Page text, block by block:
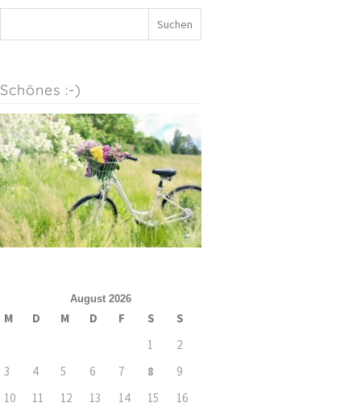
Schönes :-)
August 2026
M D M D F S
S
1
2
3
4 5 6 7 8
9
10
11 12 13 14 15
16